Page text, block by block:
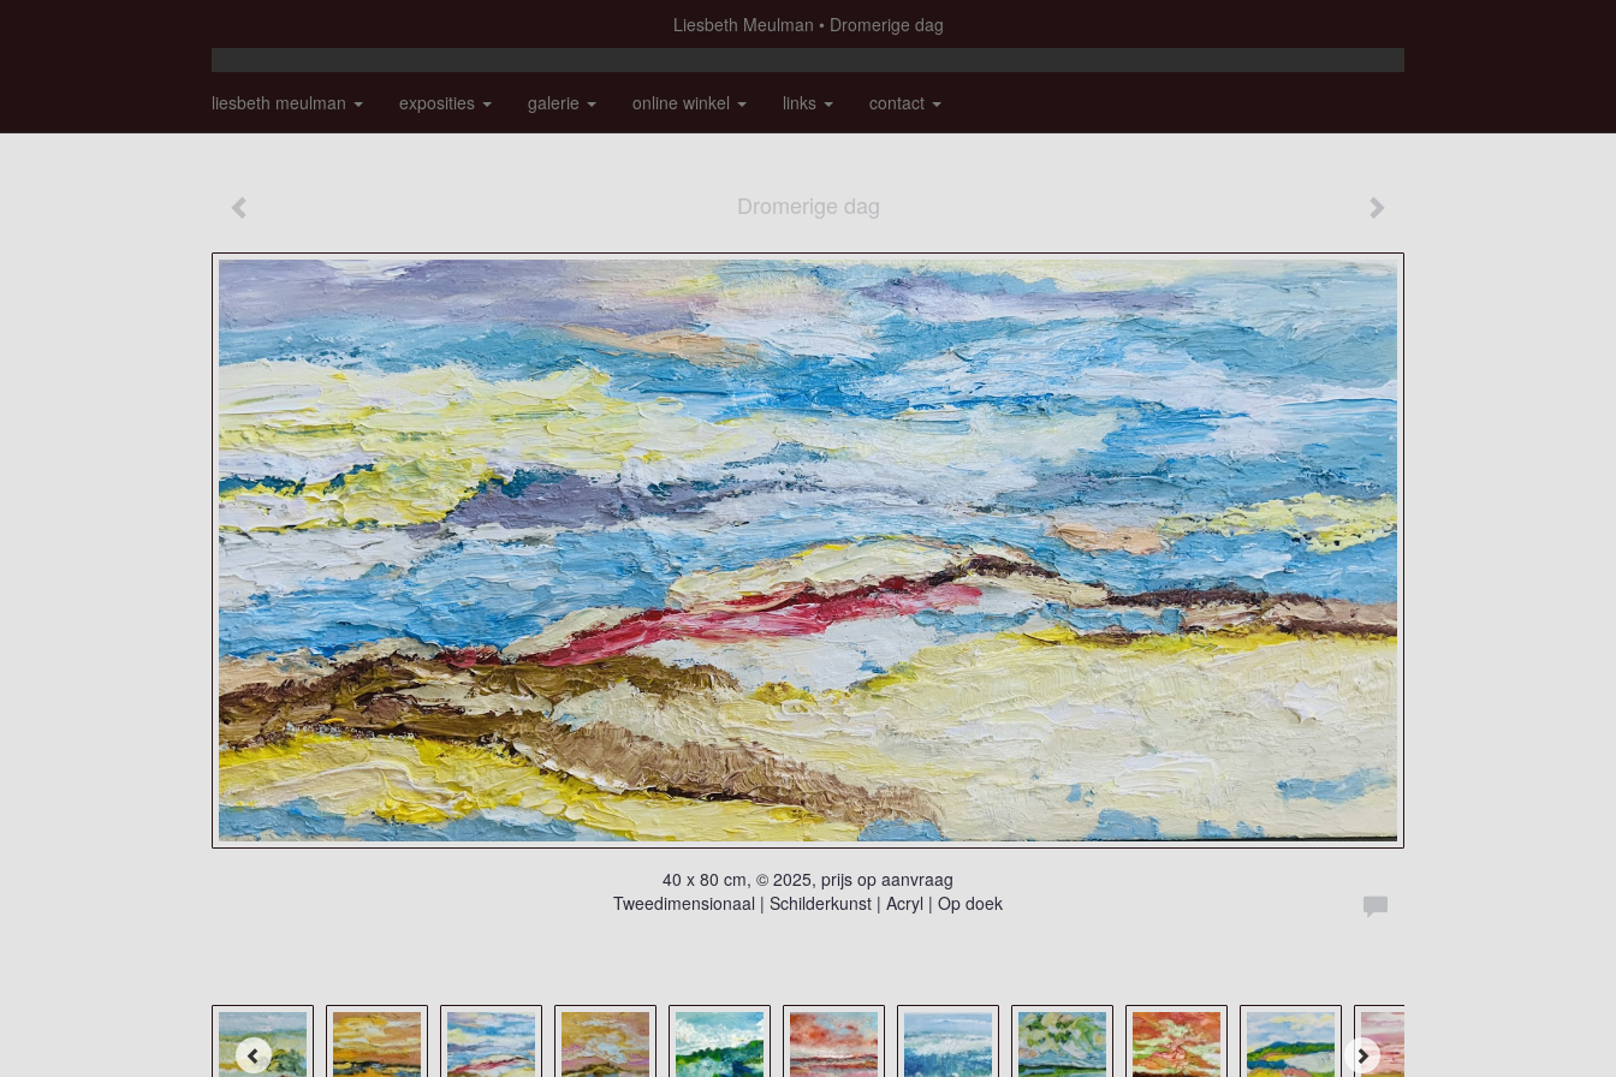
Liesbeth Meulman Dromerige dag
liesbeth meulman exposities galerie online winkel links contact
Dromerige dag
40 x 80 cm, © 2025, prijs op aanvraag
Tweedimensionaal | Schilderkunst | Acryl | Op doek